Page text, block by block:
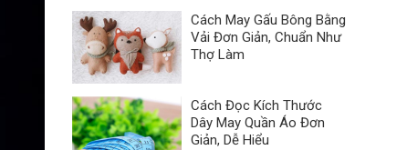
Cách May Gấu Bông Bằng
Vải Đơn Giản, Chuẩn Như
Thợ Làm
Cách Đọc Kích Thước
Dây May Quần Áo Đơn
Giản, Dễ Hiểu